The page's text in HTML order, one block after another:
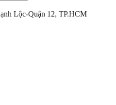
Lộc-Quận 12, TP.HCM